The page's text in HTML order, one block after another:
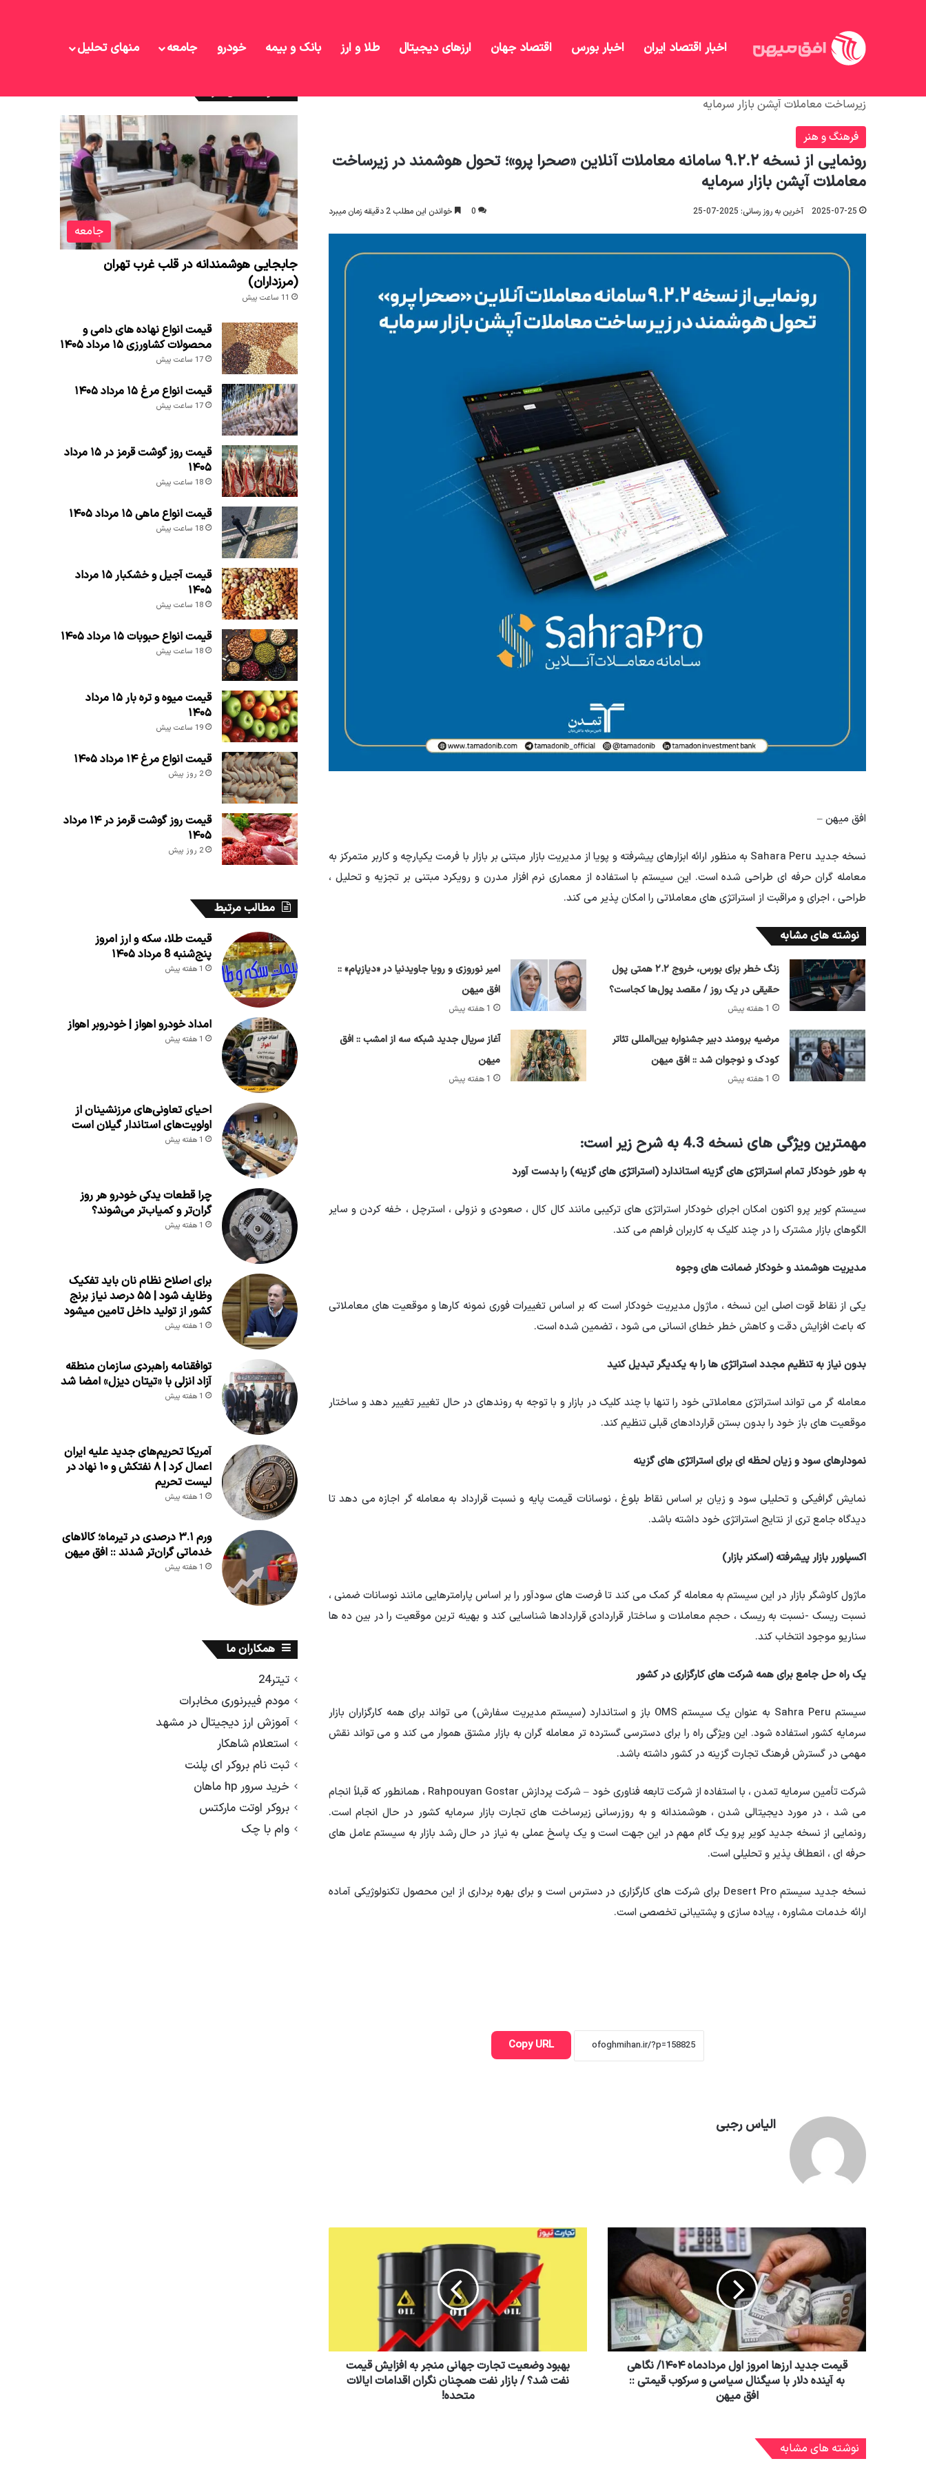
اخبار اقتصاد ایران اخبار بورس اقتصاد جهان ارزهای دیجیتال طلا و ارز بانک و بیمه خودرو جامعه منهای تحلیل
زیرساخت معاملات آپشن بازار سرمایه
فرهنگ و هنر
رونمایی از نسخه ۹.۲.۲ سامانه معاملات آنلاین «صحرا پرو»؛ تحول هوشمند در زیرساخت
معاملات آپشن بازار سرمایه
2025-07-25 آخرین به روز رسانی: 2025-07-25 0 خواندن این مطلب 2 دقیقه زمان میبرد
افق میهن –
نسخه جدید Sahara Peru به منظور ارائه ابزارهای پیشرفته و پویا از مدیریت بازار مبتنی بر بازار با فرمت یکپارچه و کاربر متمرکز به
معامله گران حرفه ای طراحی شده است. این سیستم با استفاده از معماری نرم افزار مدرن و رویکرد مبتنی بر تجزیه و تحلیل ،
طراحی ، اجرای و مراقبت از استراتژی های معاملاتی را امکان پذیر می کند.
نوشته های مشابه
زنگ خطر برای بورس، خروج ۲.۲ همتی پول
حقیقی در یک روز / مقصد پول‌ها کجاست؟
1 هفته پیش
امیر نوروزی و رویا جاویدنیا در «دیازپام» ::
افق میهن
1 هفته پیش
مرضیه برومند دبیر جشنواره بین‌المللی تئاتر
کودک و نوجوان شد :: افق میهن
1 هفته پیش
آغاز سریال جدید شبکه سه از امشب :: افق
میهن
1 هفته پیش
مهمترین ویژگی های نسخه 4.3 به شرح زیر است:
به طور خودکار تمام استراتژی های گزینه استاندارد (استراتژی های گزینه) را بدست آورد
سیستم کویر پرو اکنون امکان اجرای خودکار استراتژی های ترکیبی مانند کال کال ، صعودی و نزولی ، استرچل ، خفه کردن و سایر
الگوهای بازار مشترک را در چند کلیک به کاربران فراهم می کند.
مدیریت هوشمند و خودکار ضمانت های وجوه
یکی از نقاط قوت اصلی این نسخه ، ماژول مدیریت خودکار است که بر اساس تغییرات فوری نمونه کارها و موقعیت های معاملاتی
که باعث افزایش دقت و کاهش خطر خطای انسانی می شود ، تضمین شده است.
بدون نیاز به تنظیم مجدد استراتژی ها را به یکدیگر تبدیل کنید
معامله گر می تواند استراتژی معاملاتی خود را تنها با چند کلیک در بازار و با توجه به روندهای در حال تغییر تغییر دهد و ساختار
موقعیت های باز خود را بدون بستن قراردادهای قبلی تنظیم کند.
نمودارهای سود و زیان لحظه ای برای استراتژی های گزینه
نمایش گرافیکی و تحلیلی سود و زیان بر اساس نقاط بلوغ ، نوسانات قیمت پایه و نسبت قرارداد به معامله گر اجازه می دهد تا
دیدگاه جامع تری از نتایج استراتژی خود داشته باشد.
اکسپلورر بازار پیشرفته (اسکنر بازار)
ماژول کاوشگر بازار در این سیستم به معامله گر کمک می کند تا فرصت های سودآور را بر اساس پارامترهایی مانند نوسانات ضمنی ،
نسبت ریسک -نسبت به ریسک ، حجم معاملات و ساختار قراردادی قراردادها شناسایی کند و بهینه ترین موقعیت را در بین ده ها
سناریو موجود انتخاب کند.
یک راه حل جامع برای همه شرکت های کارگزاری در کشور
سیستم Sahra Peru به عنوان یک سیستم OMS باز و استاندارد (سیستم مدیریت سفارش) می تواند برای همه کارگزاران بازار
سرمایه کشور استفاده شود. این ویژگی راه را برای دسترسی گسترده تر معامله گران به بازار مشتق هموار می کند و می تواند نقش
مهمی در گسترش فرهنگ تجارت گزینه در کشور داشته باشد.
شرکت تأمین سرمایه تمدن ، با استفاده از شرکت تابعه فناوری خود – شرکت پردازش Rahpouyan Gostar ، همانطور که قبلاً انجام
می شد ، در مورد دیجیتالی شدن ، هوشمندانه و به روزرسانی زیرساخت های تجارت بازار سرمایه کشور در حال انجام است.
رونمایی از نسخه جدید کویر پرو یک گام مهم در این جهت است و یک پاسخ عملی به نیاز در حال رشد بازار به سیستم عامل های
حرفه ای ، انعطاف پذیر و تحلیلی است.
نسخه جدید سیستم Desert Pro برای شرکت های کارگزاری در دسترس است و برای بهره برداری از این محصول تکنولوژیکی آماده
ارائه خدمات مشاوره ، پیاده سازی و پشتیبانی تخصصی است.
Copy URL
الیاس رجبی
قیمت جدید ارزها امروز اول مردادماه ۱۴۰۴/ نگاهی
به آینده دلار با سیگنال سیاسی و سرکوب قیمتی ::
افق میهن
بهبود وضعیت تجارت جهانی منجر به افزایش قیمت
نفت شد؟ / بازار نفت همچنان نگران اقدامات ایالات
متحده!
نوشته های مشابه
جامعه
جابجایی هوشمندانه در قلب غرب تهران
(مرزداران)
11 ساعت پیش
قیمت انواع نهاده های دامی و
محصولات کشاورزی ۱۵ مرداد ۱۴۰۵
17 ساعت پیش
قیمت انواع مرغ ۱۵ مرداد ۱۴۰۵
17 ساعت پیش
قیمت روز گوشت قرمز در ۱۵ مرداد
۱۴۰۵
18 ساعت پیش
قیمت انواع ماهی ۱۵ مرداد ۱۴۰۵
18 ساعت پیش
قیمت آجیل و خشکبار ۱۵ مرداد
۱۴۰۵
18 ساعت پیش
قیمت انواع حبوبات ۱۵ مرداد ۱۴۰۵
18 ساعت پیش
قیمت میوه و تره بار ۱۵ مرداد
۱۴۰۵
19 ساعت پیش
قیمت انواع مرغ ۱۴ مرداد ۱۴۰۵
2 روز پیش
قیمت روز گوشت قرمز در ۱۴ مرداد
۱۴۰۵
2 روز پیش
مطالب مرتبط
قیمت طلا، سکه و ارز امروز
پنج‌شنبه 8 مرداد ۱۴۰۵
1 هفته پیش
امداد خودرو اهواز | خودروبر اهواز
1 هفته پیش
احیای تعاونی‌های مرزنشینان از
اولویت‌های استاندار گیلان است
1 هفته پیش
چرا قطعات یدکی خودرو هر روز
گران‌تر و کمیاب‌تر می‌شوند؟
1 هفته پیش
برای اصلاح نظام نان باید تفکیک
وظایف شود | ۵۵ درصد نیاز برنج
کشور از تولید داخل تامین میشود
1 هفته پیش
توافقنامه راهبردی سازمان منطقه
آزاد انزلی با «تیتان دیزل» امضا شد
1 هفته پیش
آمریکا تحریم‌های جدید علیه ایران
اعمال کرد | ۸ نفتکش و ۱۰ نهاد در
لیست تحریم
1 هفته پیش
ورم ۳.۱ درصدی در تیرماه؛ کالاهای
خدماتی گران‌تر شدند :: افق میهن
1 هفته پیش
همکاران ما
تیتر24
مودم فیبرنوری مخابرات
آموزش ارز دیجیتال در مشهد
استعلام شاهکار
ثبت نام بروکر ای پلنت
خرید سرور hp ماهان
بروکر اوتت مارکتس
وام با چک